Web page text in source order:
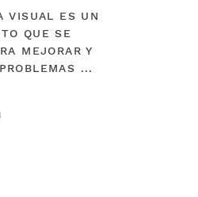
VISUAL ES UN
QUE SE
MEJORAR Y
...